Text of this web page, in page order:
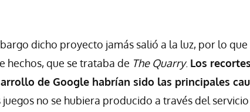
dicho proyecto jamás salió a la luz, por lo
hechos, que se trataba de The Quarry. Los
de Google habrían sido las principales
no se hubiera producido a través del servicio